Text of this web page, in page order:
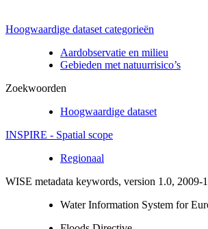
Hoogwaardige dataset categorieën
Aardobservatie en milieu
Gebieden met natuurrisico’s
Zoekwoorden
Hoogwaardige dataset
INSPIRE - Spatial scope
Regionaal
WISE metadata keywords, version 1.0, 2009-
Water Information System for